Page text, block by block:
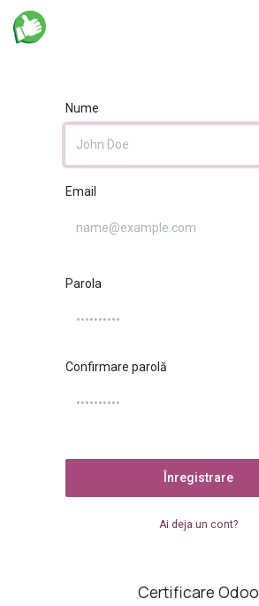
Sari la conținut
Nume
Email
Parola
Confirmare parolă
Înregistrare
Ai deja un cont?
Certificare Odoo